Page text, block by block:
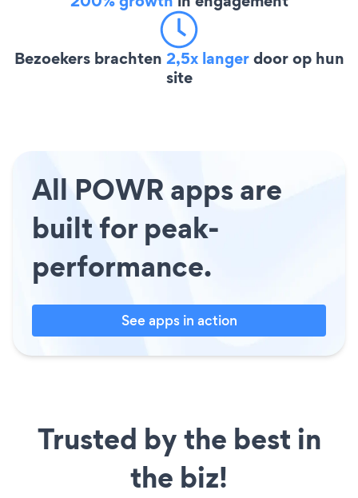
Bezoekers brachten 2,5x langerdoor op hun
site
All POWR apps are
built for peak-
performance.
See apps in action
Trusted by the best in
the biz!